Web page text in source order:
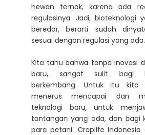
hewan ternak, karena ada
regulasinya. Jadi, bioteknologi
beredar, berarti sudah
sesuai dengan regulasi yang ada.
Kita tahu bahwa tanpa inovasi
baru, sangat sulit bagi
berkembang. Untuk itu kita
menerus mencapai dan
teknologi baru, untuk
tantangan yang ada, dan bagi
para petani. Croplife Indonesia